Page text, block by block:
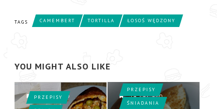
TAGS CAMEMBERT TORTILLA ŁOSOŚ WĘDZONY
YOU MIGHT ALSO LIKE
15 LAT AGO
PRZEPISY 14 LAT AGO
PRZEPISY
ŚNIADANIA